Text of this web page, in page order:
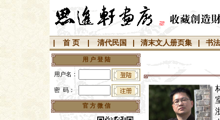
首 页 清代民国 清末文人册页集 书
用 户 登 陆
用户名：
密 码：
官 方 微 信